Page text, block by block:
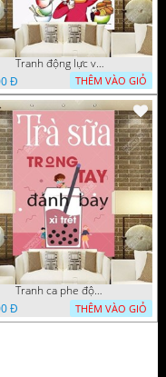
Tranh động lực về mê ăn uống
Đ
THÊM VÀO GIỎ
Tranh ca phe động lực về Trà Sữa
Đ
THÊM VÀO GIỎ